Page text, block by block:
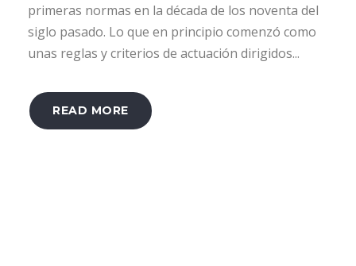
primeras normas en la década de los noventa del
siglo pasado. Lo que en principio comenzó como
unas reglas y criterios de actuación dirigidos...
READ MORE